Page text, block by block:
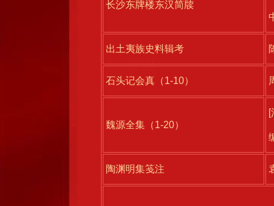
长沙东牌楼东汉简牍
出土夷族史料辑考
石头记会真（1-10）
魏源全集（1-20）
陶渊明集笺注